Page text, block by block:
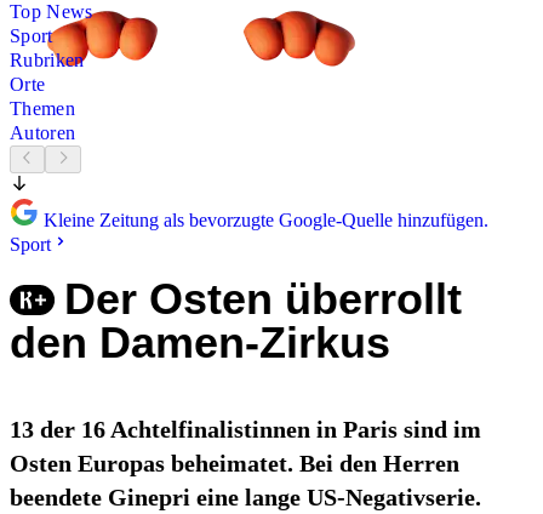
Top News
Sport
Rubriken
Orte
Themen
Autoren
Kleine Zeitung als bevorzugte Google-Quelle hinzufügen.
Sport
Der Osten überrollt
den Damen-Zirkus
13 der 16 Achtelfinalistinnen in Paris sind im
Osten Europas beheimatet. Bei den Herren
beendete Ginepri eine lange US-Negativserie.